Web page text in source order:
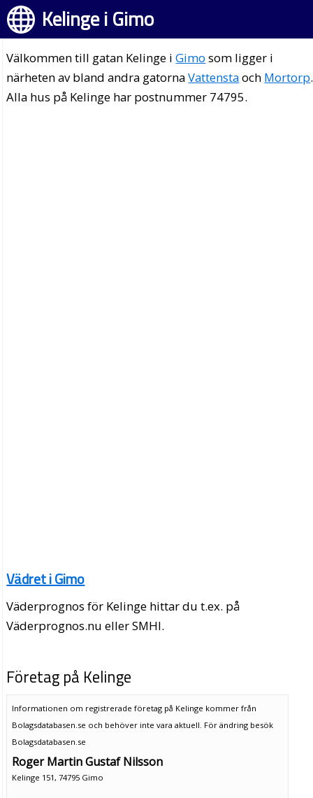
Kelinge i Gimo
Välkommen till gatan Kelinge iGimo som ligger i
närheten av bland andra gatornaVattenstaoch Mortorp.
Alla hus på Kelinge har postnummer 74795.
Vädret i Gimo
Väderprognos för Kelinge hittar du t.ex. på
Väderprognos.nu eller SMHI.
Företag på Kelinge
Informationen om registrerade företag på Kelinge kommer från
Bolagsdatabasen.se och behöver inte vara aktuell. För ändring besök
Bolagsdatabasen.se
Roger Martin Gustaf Nilsson
Kelinge 151, 74795 Gimo